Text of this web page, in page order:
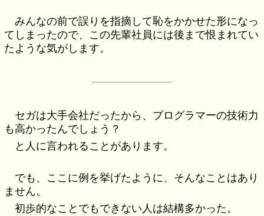
みんなの前で誤りを指摘して恥をかかせた形になっ
てしまったので、この先輩社員には後まで恨まれてい
たような気がします。
セガは大手会社だったから、プログラマーの技術力
も高かったんでしょう？
と人に言われることがあります。
でも、ここに例を挙げたように、そんなことはあり
ません。
初歩的なことでもできない人は結構多かった。